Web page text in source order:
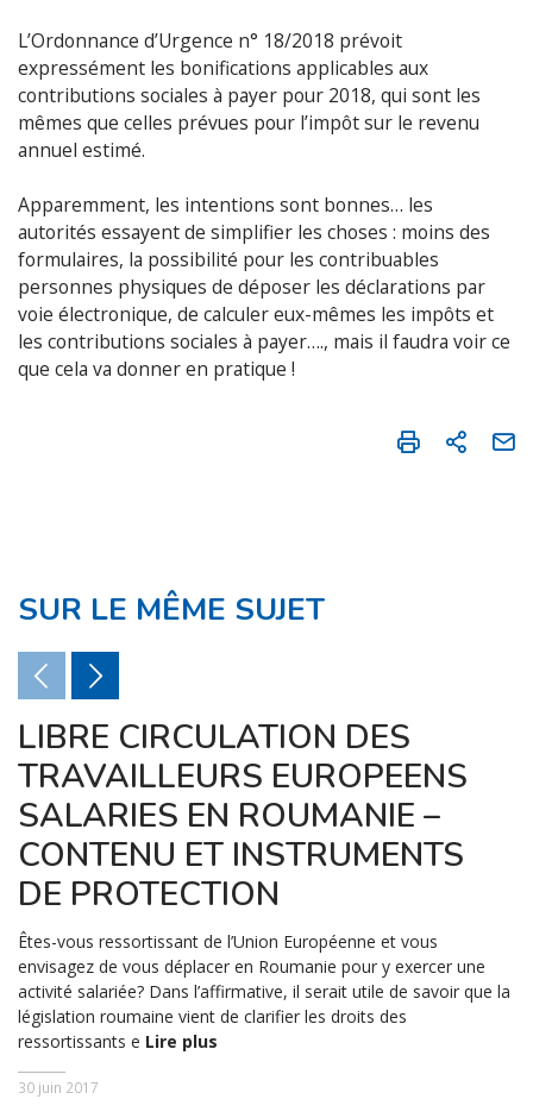
L’Ordonnance d’Urgence n° 18/2018 prévoit
expressément les bonifications applicables aux
contributions sociales à payer pour 2018, qui sont les
mêmes que celles prévues pour l’impôt sur le revenu
annuel estimé.
Apparemment, les intentions sont bonnes… les
autorités essayent de simplifier les choses : moins des
formulaires, la possibilité pour les contribuables
personnes physiques de déposer les déclarations par
voie électronique, de calculer eux-mêmes les impôts et
les contributions sociales à payer…., mais il faudra voir ce
que cela va donner en pratique !
SUR LE MÊME SUJET
LIBRE CIRCULATION DES
TRAVAILLEURS EUROPEENS
SALARIES EN ROUMANIE –
CONTENU ET INSTRUMENTS
DE PROTECTION
Êtes-vous ressortissant de l’Union Européenne et vous
envisagez de vous déplacer en Roumanie pour y exercer une
activité salariée? Dans l’affirmative, il serait utile de savoir que la
législation roumaine vient de clarifier les droits des
ressortissants e Lire plus
30 juin 2017